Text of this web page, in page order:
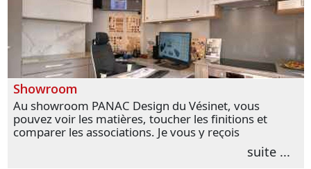
Showroom
Au showroom PANAC Design du Vésinet, vous
pouvez voir les matières, toucher les finitions et
comparer les associations. Je vous y reçois
personnellement pour parler de votre projet et
transformer vos premières idées en choix plussuite ...